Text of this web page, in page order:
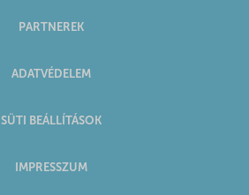
PARTNEREK
ADATVÉDELEM
SÜTI BEÁLLÍTÁSOK
IMPRESSZUM